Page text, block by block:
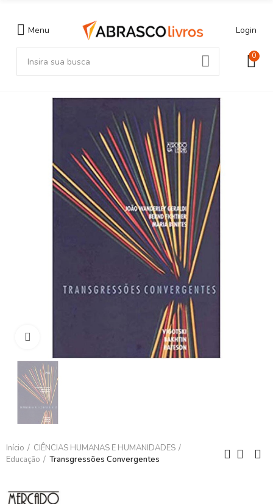
Menu Login
0
Início
CIÊNCIAS HUMANAS E HUMANIDADES
Educação
Transgressões Convergentes